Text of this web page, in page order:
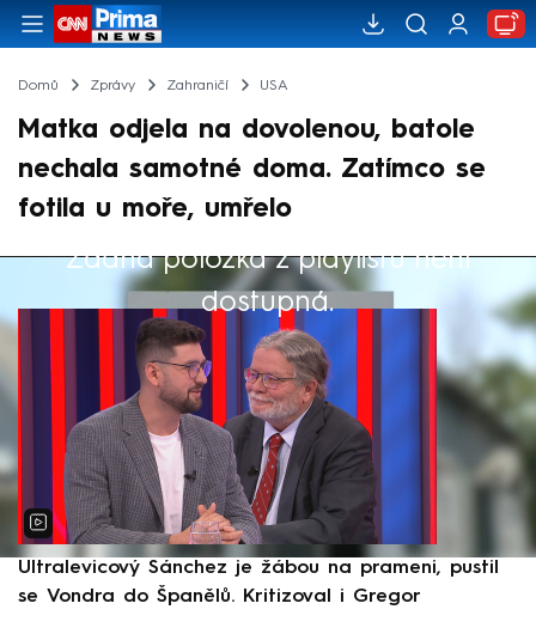
Domů Zprávy Zahraničí USA
Matka odjela na dovolenou, batole
nechala samotné doma. Zatímco se
fotila u moře, umřelo
Žádná položka z playlistu není
dostupná.
Výběr redakce
Ultralevicový Sánchez je žábou na prameni, pustil
se Vondra do Španělů. Kritizoval i Gregor